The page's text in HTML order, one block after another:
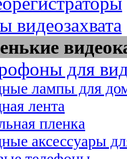
видеозахвата
для
лампы для
лента
пленка
аксессуары